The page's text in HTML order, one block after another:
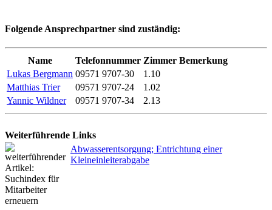
Folgende Ansprechpartner sind zuständig:
Name Telefonnummer Zimmer Bemerkung
Lukas Bergmann 09571 9707-30
1.10
Matthias Trier
09571 9707-24
1.02
Yannic Wildner
09571 9707-34 2.13
Weiterführende Links
Abwasserentsorgung; Entrichtung einer
Kleineinleiterabgabe